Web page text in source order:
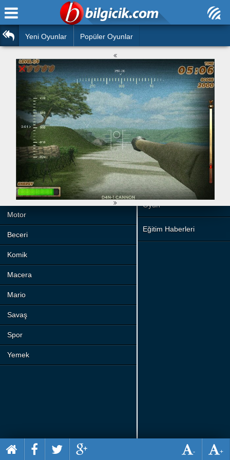
Araba
Barbie
Boyama
Futbol
Çocuk
Angry Birds
Basketbol
Motor
Beceri
Komik
Macera
Mario
Savaş
Spor
Yemek
Ana Sayfa
Bilmeceler
Bulmacalar
Deyimler
Duvar Yazıları
Hızlı Okuma Testi
Hesaplamalar
Oyun
Eğitim Haberleri
Yeni Oyunlar Popüler Oyunlar
+
-